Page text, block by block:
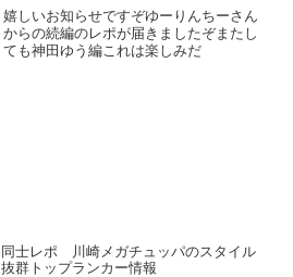
嬉しいお知らせですぞゆーりんちーさん
からの続編のレポが届きましたぞまたし
ても神田ゆう編これは楽しみだ
同士レポ 川崎メガチュッパのスタイル
抜群トップランカー情報